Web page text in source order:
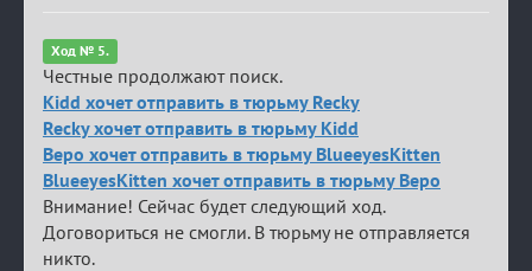
Ход № 5.
Честные продолжают поиск.
Kidd хочет отправить в тюрьму Recky
Recky хочет отправить в тюрьму Kidd
Веро хочет отправить в тюрьму BlueeyesKitten
BlueeyesKitten хочет отправить в тюрьму Веро
Внимание! Сейчас будет следующий ход.
Договориться не смогли. В тюрьму не отправляется
никто.